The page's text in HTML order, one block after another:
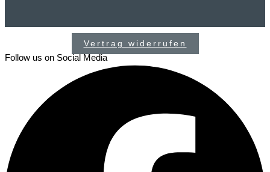
Vertrag widerrufen
Follow us on Social Media